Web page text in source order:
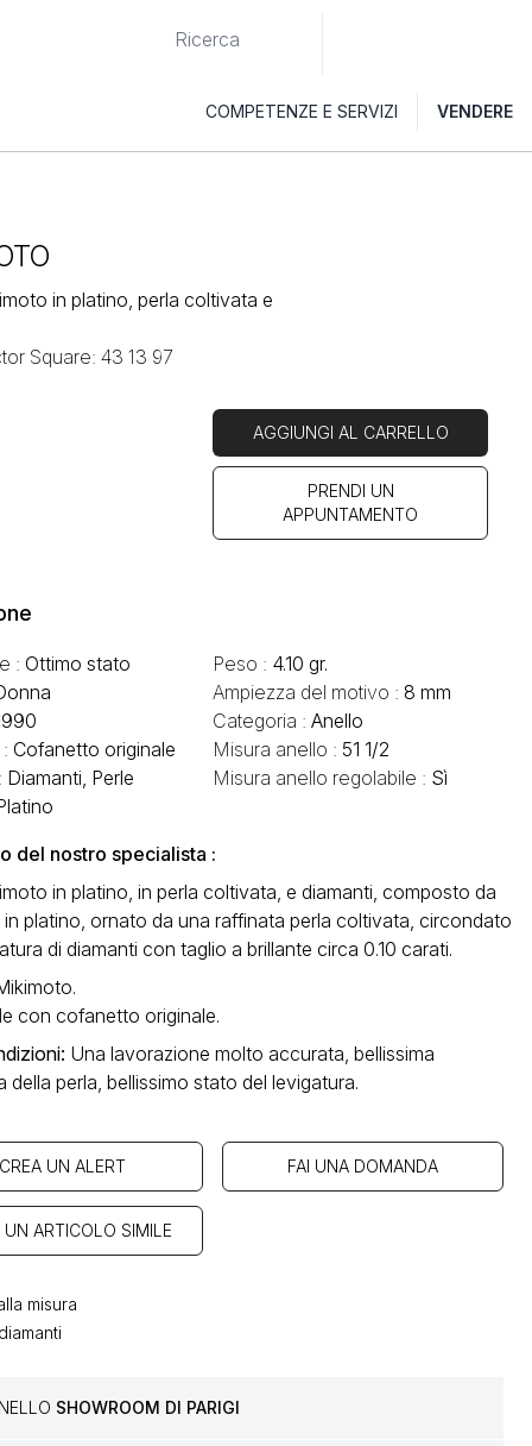
COMPETENZE E SERVIZI VENDERE
in platino, perla coltivata e
Square: 43 13 97
AGGIUNGI AL CARRELLO
PRENDI UN
APPUNTAMENTO
: Ottimo stato
Cofanetto originale
Diamanti, Perle
Peso : 4.10 gr.
Ampiezza del motivo : 8 mm
Categoria :Anello
Misura anello : 51 1/2
Misura anello regolabile : Sì
del nostro specialista :
in platino, in perla coltivata, e diamanti, composto da
platino, ornato da una raffinata perla coltivata, circondato
di diamanti con taglio a brillante circa 0.10 carati.
con cofanetto originale.
: Una lavorazione molto accurata, bellissima
della perla, bellissimo stato del levigatura.
CREA UN ALERT FAI UNA DOMANDA
UN ARTICOLO SIMILE
misura
SHOWROOM DI PARIGI